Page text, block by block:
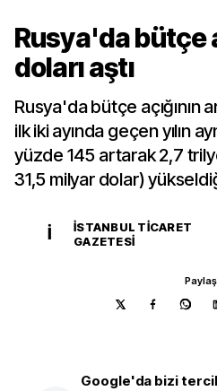
Rusya'da bütçe
doları aştı
Rusya'da bütçe açığının
ilk iki ayında geçen yılın
yüzde 145 artarak 2,7
31,5 milyar dolar)
İ
İSTANBUL TICARET
GAZETESI
Paylaş
Google'da bizi